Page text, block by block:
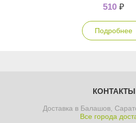
510 ₽
Подробнее
КОНТАКТЫ
Доставка в Балашов,
Все города